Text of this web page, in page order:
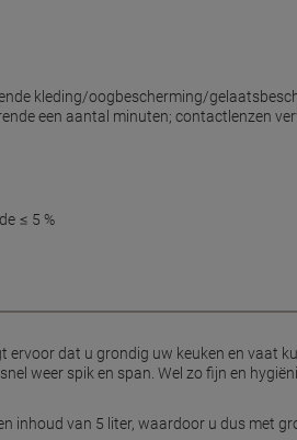
kleding/oogbescherming/
een aantal minuten; contactlenzen
≤ 5 %
ervoor dat u grondig uw keuken en vaat
weer spik en span. Wel zo fijn en
inhoud van 5 liter, waardoor u dus met